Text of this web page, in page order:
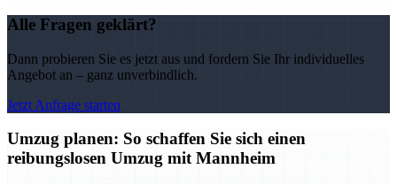
Alle Fragen geklärt?
Dann probieren Sie es jetzt aus und fordern Sie Ihr individuelles
Angebot an – ganz unverbindlich.
Jetzt Anfrage starten
Umzug planen: So schaffen Sie sich einen
reibungslosen Umzug mit Mannheim